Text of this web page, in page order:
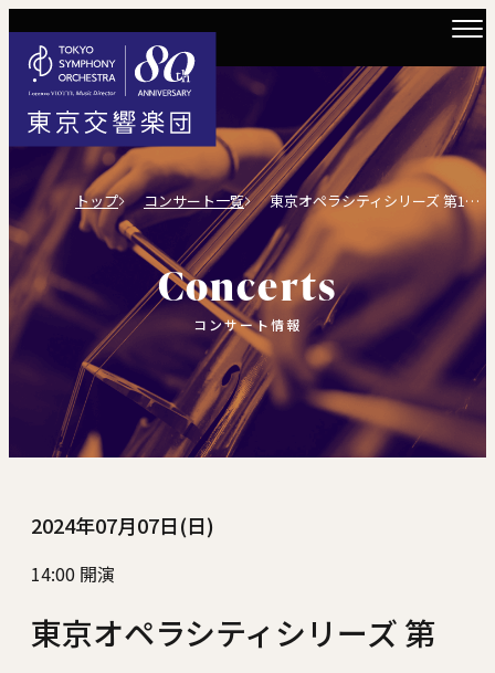
トップ コンサート一覧 東京オペラシティシリーズ 第140回
Concerts
コンサート情報
2024年07月07日(日)
14:00 開演
東京オペラシティシリーズ 第